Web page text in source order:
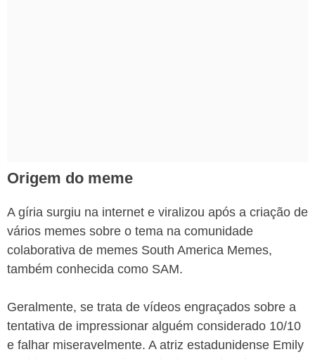
Origem do meme
A gíria surgiu na internet e viralizou após a criação de
vários memes sobre o tema na comunidade
colaborativa de memes South America Memes,
também conhecida como SAM.
Geralmente, se trata de vídeos engraçados sobre a
tentativa de impressionar alguém considerado 10/10
e falhar miseravelmente. A atriz estadunidense Emily